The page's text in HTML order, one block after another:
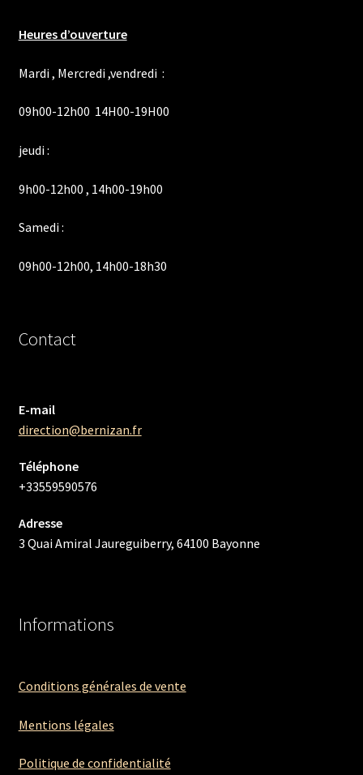
Heures d’ouverture
Mardi , Mercredi ,vendredi :
09h00-12h00 14H00-19H00
jeudi :
9h00-12h00 , 14h00-19h00
Samedi :
09h00-12h00, 14h00-18h30
Contact
E-mail
direction@bernizan.fr
Téléphone
+33559590576
Adresse
3 Quai Amiral Jaureguiberry, 64100 Bayonne
Informations
Conditions générales de vente
Mentions légales
Politique de confidentialité